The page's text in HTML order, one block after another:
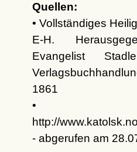
Quellen:
• Vollständiges
E-H.
Evangelist
1861
•
http://
- abgerufen am